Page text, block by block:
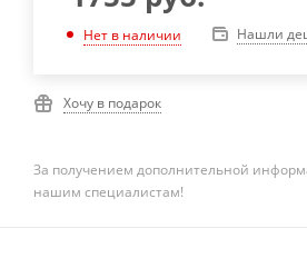
Нет в наличии Нашли
Хочу в подарок
За получением дополнительной
нашим специалистам!